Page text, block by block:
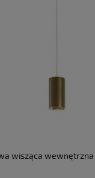
wisząca wewnętrzna
240V AC ON-OFF IP20 -